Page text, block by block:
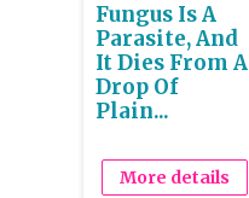
Fungus Is A
Parasite, And
It Dies From A
Drop Of
Plain...
More details